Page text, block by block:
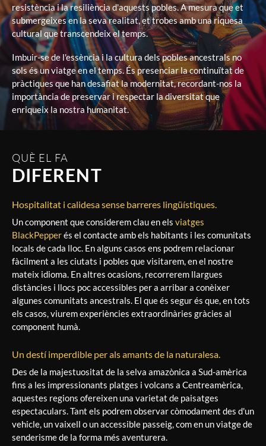
resistència i la resiliència d'aquests pobles. A mesura que et
submergeixes en la seva realitat, et trobes amb una riquesa
cultural que transcendeix el temps.
Imbuir-se de l'essència i la cultura dels pobles ancestrals no
sols és un viatge en el temps. És presenciar la continuïtat de
pràctiques que han desafiat la modernitat, recordant-nos la
importància de preservar i respectar la diversitat que
enriqueix la nostra humanitat.
QUÈ EL FA
DIFERENT
Hospitalitat i calidesa sense barreres lingüístiques.
Un component que considerem clau en els viatges
BlackPepperés el contacte amb els habitants i les comunitats
locals de cada lloc. En alguns casos ens podrem relacionar
fàcilment a les ciutats i pobles que visitarem, en el nostre
mateix idioma. En altres ocasions, recorrerem llargues
distàncies i llocs poc accessibles per a arribar a conèixer
algunes comunitats ancestrals. El que és segur és que, en tots
els casos, viurem experiències extraordinàries gràcies al
component humà.
Un destí imperdible per als amants de la naturalesa.
Des de la majestuositat de la selva amazònica a Sud-amèrica
fins a les impressionants platges i volcans a Centreamèrica,
aquestes regions ofereixen una varietat de paisatges
espectaculars. Tant els podrem observar còmodament des d'un
vehicle, un vaixell o un accessible passeig, com en un viatge de
senderisme de la forma més aventurera.